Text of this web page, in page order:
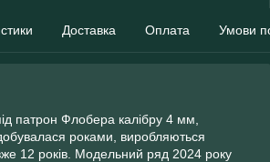
Доставка Оплата Умови
патрон Флобера калібру 4 мм,
роками, виробляються
12 років. Модельний ряд 2024 року